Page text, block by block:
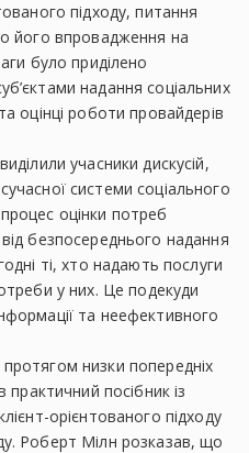
підходу, питання
його впровадження на
було приділено
надання соціальних
оцінці роботи провайдерів
учасники дискусій,
системи соціального
оцінки потреб
безпосереднього надання
ті, хто надають послуги
у них. Це подекуди
та неефективного
низки попередніх
практичний посібник із
орієнтованого підходу
Роберт Мілн розказав, що